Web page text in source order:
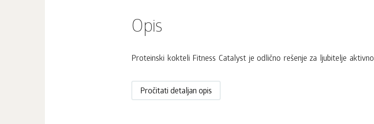
Opis
Proteinski kokteli Fitness Catalyst je odlično rešenje za ljubitelje
Pročitati detaljan opis